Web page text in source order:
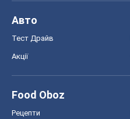
Авто
Тест Драйв
Акції
Food Oboz
Рецепти